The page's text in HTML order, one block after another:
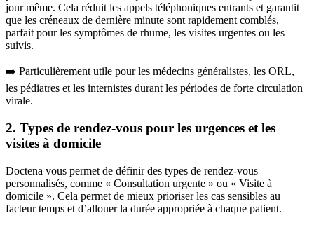
jour même. Cela réduit les appels téléphoniques entrants et garantit
que les créneaux de dernière minute sont rapidement comblés,
parfait pour les symptômes de rhume, les visites urgentes ou les
suivis.
➡️ Particulièrement utile pour les médecins généralistes, les ORL,
les pédiatres et les internistes durant les périodes de forte circulation
virale.
2. Types de rendez-vous pour les urgences et les
visites à domicile
Doctena vous permet de définir des types de rendez-vous
personnalisés, comme « Consultation urgente » ou « Visite à
domicile ». Cela permet de mieux prioriser les cas sensibles au
facteur temps et d’allouer la durée appropriée à chaque patient.